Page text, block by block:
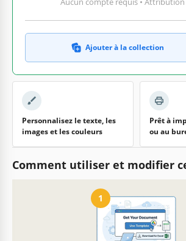
Ajouter à la collection
Personnalisez le texte, les
images et les couleurs
Prêt à
ou au
Comment utiliser et modifier
1